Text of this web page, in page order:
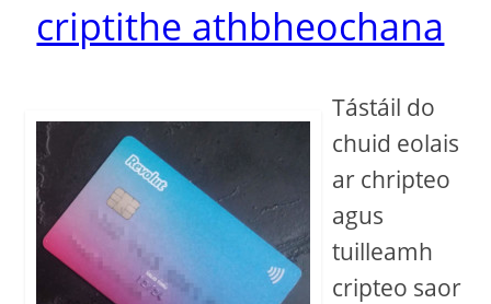
criptithe athbheochana
Tástáil do
chuid eolais
ar chripteo
agus
tuilleamh
cripteo saor